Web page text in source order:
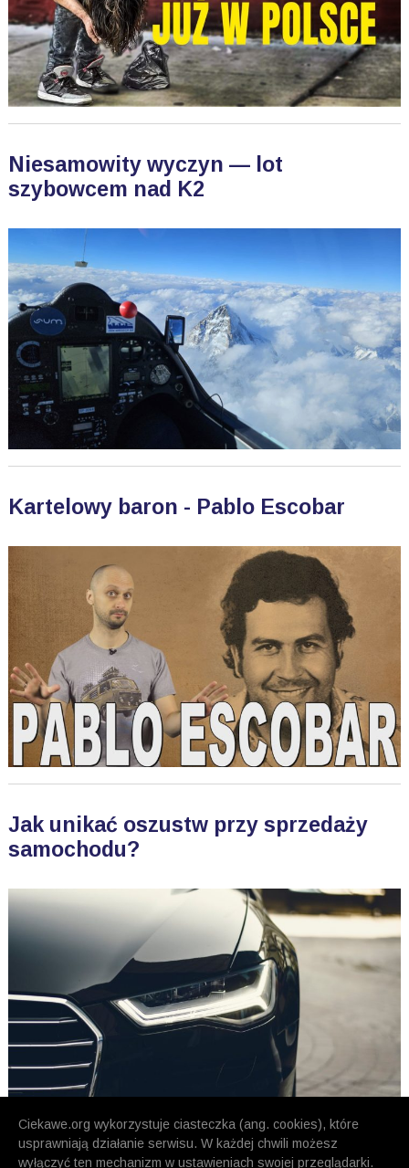
Ciekawe.org wykorzystuje ciasteczka (ang. cookies), które
usprawniają działanie serwisu. W każdej chwili możesz
wyłączyć ten mechanizm w ustawieniach swojej przeglądarki.
Niesamowity wyczyn — lot
szybowcem nad K2
Kartelowy baron - Pablo Escobar
Jak unikać oszustw przy sprzedaży
samochodu?